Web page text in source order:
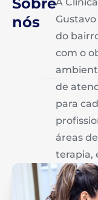
nós
Gustavo
do
com o
de
para
áreas
terapia,